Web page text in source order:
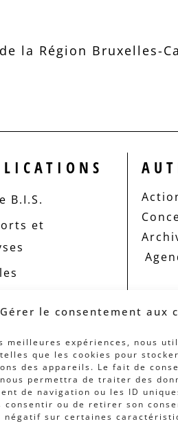
Gérer le consentement aux
meilleures expériences, nous
que les cookies pour
des appareils. Le fait de
permettra de traiter des
de navigation ou les ID
consentir ou de retirer son
négatif sur certaines
la Région Bruxelles-
B.I.S.
et